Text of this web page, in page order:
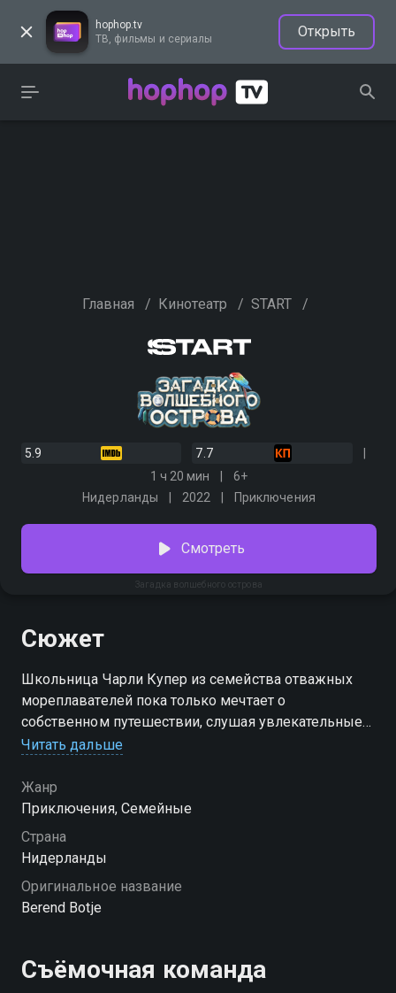
hophop.tv
ТВ, фильмы и сериалы
Открыть
Главная / Кинотеатр / START /
5.9
7.7
1 ч 20 мин
6+
Нидерланды
2022 Приключения
Загадка волшебного острова
Смотреть
Сюжет
Школьница Чарли Купер из семейства отважных
мореплавателей пока только мечтает о
собственном путешествии, слушая увлекательные
истории дедушки. Но судьба посылает ей шанс.
тут же попадает не в те руки. Но только юная Чарли
знает, что нужно немедленно спешить на
таинственный остров, иначе все пропало!
Читать дальше
Жанр
Приключения, Семейные
Страна
Нидерланды
Оригинальное название
Berend Botje
Съёмочная команда